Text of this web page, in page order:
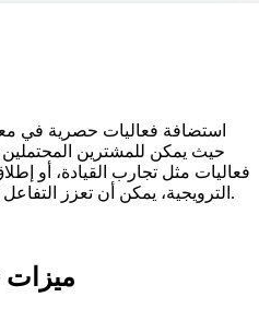
استضافة فعاليات حصرية في
حيث يمكن للمشترين
فعاليات مثل تجارب القيادة، أو
الترويجية، يمكن أن تعزز التفاعل المباشر وتعزز المبيعات المحلية.
ميزات